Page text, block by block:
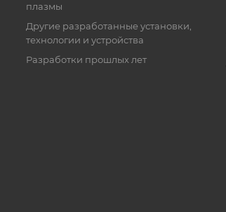
плазмы
Другие разработанные установки,
технологии и устройства
Разработки прошлых лет